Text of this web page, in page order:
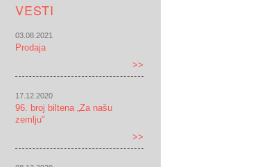
VESTI
03.08.2021
Prodaja
>>
17.12.2020
96. broj biltena „Za našu
zemlju"
>>